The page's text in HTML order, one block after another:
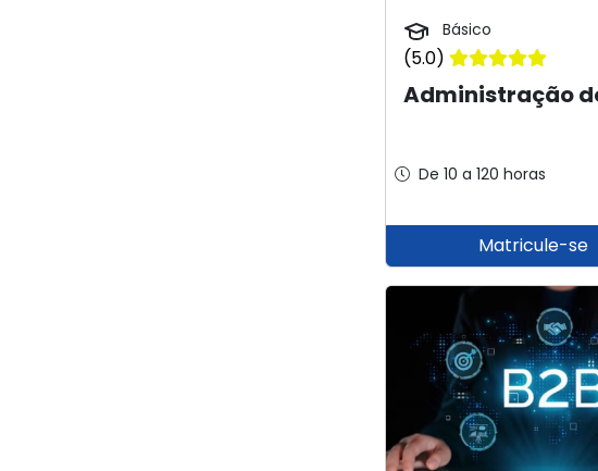
Básico
(5.0)
Administração
De 10 a 120 horas
Matricule-se